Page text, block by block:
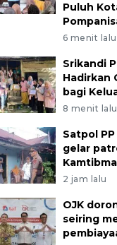
Puluh
6 menit lalu
Srikandi
Hadirkan
bagi
8 menit lalu
Satpol
gelar
2 jam lalu
OJK
seiring